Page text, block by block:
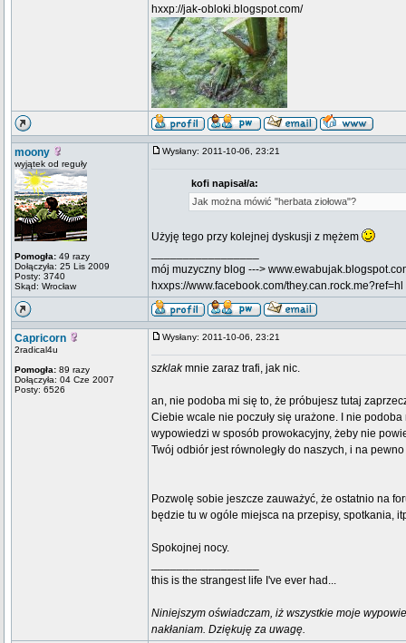
hxxp://jak-obloki.blogspot.com/
moony
wyjątek od reguły
Pomogła: 49 razy
Dołączyła: 25 Lis 2009
Posty: 3740
Skąd: Wrocław
Wysłany: 2011-10-06, 23:21
kofi napisał/a:
Jak można mówić "herbata ziołowa"?
Użyję tego przy kolejnej dyskusji z mężem
mój muzyczny blog --->
hxxps://www.facebook.com/they.can.rock.me?ref=hl
Capricorn
2radical4u
Pomogła: 89 razy
Dołączyła: 04 Cze 2007
Posty: 6526
Wysłany: 2011-10-06, 23:21
szklakmnie zaraz trafi, jak nic.
an, nie podoba mi się to, że próbujesz tutaj
Ciebie wcale nie poczuły się urażone. I nie
wypowiedzi w sposób prowokacyjny, żeby nie
Twój odbiór jest równoległy do naszych, i na
Pozwolę sobie jeszcze zauważyć, że ostatnio na
będzie tu w ogóle miejsca na przepisy, spotkania,
Spokojnej nocy.
this is the strangest life I've ever had...
Niniejszym oświadczam, iż wszystkie moje
nakłaniam. Dziękuję za uwagę.